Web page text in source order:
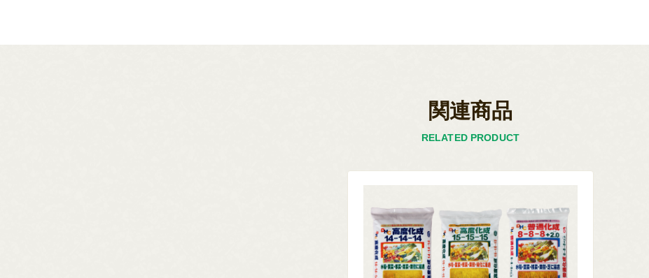
関連商品
RELATED PRODUCT